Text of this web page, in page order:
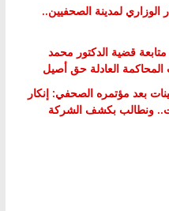
الوزاري لمدينة الصحفيين..
قضية الدكتور محمد
المحاكمة العادلة حق أصيل
بعد مؤتمره الصحفي: إنكار
ونطالب بكشف الشركة